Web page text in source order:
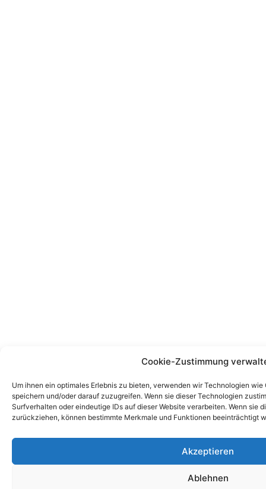
Cookie-Zustimmung
Um ihnen ein optimales Erlebnis zu bieten, verwenden wir Technologien
speichern und/oder darauf zuzugreifen. Wenn sie dieser Technologien
Surfverhalten oder eindeutige IDs auf dieser Website verarbeiten. Wenn sie
zurückziehen, können bestimmte Merkmale und Funktionen beeinträchtigt
Akzeptieren
Ablehnen